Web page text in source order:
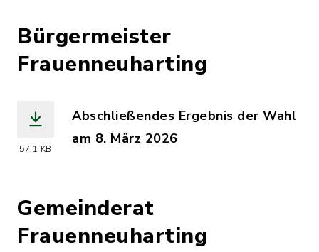
Bürgermeister
Frauenneuharting
57,1 KB
Abschließendes Ergebnis der Wahl
am 8. März 2026
Gemeinderat
Frauenneuharting